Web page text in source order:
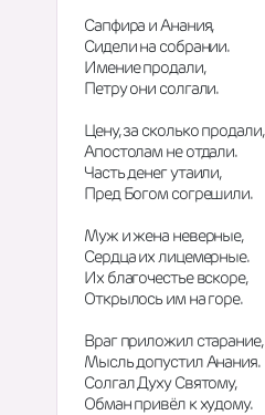
Сапфира и Анания,
Сидели на собрании.
Имение продали,
Петру они солгали.
Цену, за сколько продали,
Апостолам не отдали.
Часть денег утаили,
Пред Богом согрешили.
Муж и жена неверные,
Сердца их лицемерные.
Их благочестье вскоре,
Открылось им на горе.
Враг приложил старание,
Мысль допустил Анания.
Солгал Духу Святому,
Обман привёл к худому.